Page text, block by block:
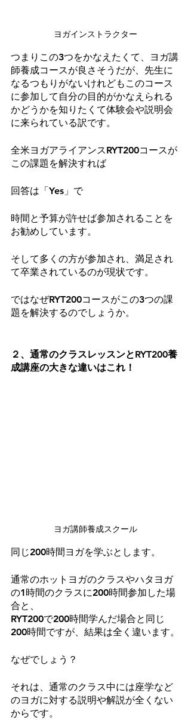
ヨガインストラクター
つまりこの3つをかなえたくて、ヨガ講
師養成コースが良さそうだが、先生に
なるつもりがないけれどもこのコース
に参加して自分の目的がかなえられる
かどうかを知りたくて体験会や説明会
に来られている訳です。
全米ヨガアライアンスRYT200コースが
この課題を解決すれば
回答は「Yes」で
時間と予算が許せば参加されることを
お勧めしています。
そして多くの方が参加され、満足され
て卒業されているのが現状です。
ではなぜRYT200コースがこの3つの課
題を解決するのでしょうか。
２、通常のクラスレッスンとRYT200養
成講座の大きな違いはこれ！
ヨガ講師養成スクール
同じ200時間ヨガを学ぶとします。
通常のホットヨガのクラスやハタヨガ
の1時間のクラスに200時間参加した場
合と、
RYT200で200時間学んだ場合と同じ
200時間ですが、結果は全く違います。
なぜでしょう？
それは、通常のクラス中には座学など
のヨガに対する説明や解説が全くない
からです。